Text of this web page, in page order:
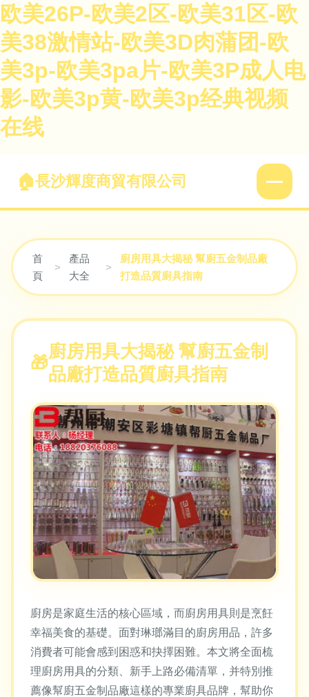
欧美26P-欧美2区-欧美31区-欧
美38激情站-欧美3D肉蒲团-欧
美3p-欧美3pa片-欧美3P成人电
影-欧美3p黄-欧美3p经典视频
在线
長沙輝度商貿有限公司
首
頁
>
產品
大全
>
廚房用具大揭秘 幫廚五金制品廠
打造品質廚具指南
廚房用具大揭秘 幫廚五金制
品廠打造品質廚具指南
廚房是家庭生活的核心區域，而廚房用具則是烹飪
幸福美食的基礎。面對琳瑯滿目的廚房用品，許多
消費者可能會感到困惑和抉擇困難。本文將全面梳
理廚房用具的分類、新手上路必備清單，并特別推
薦像幫廚五金制品廠這樣的專業廚具品牌，幫助你